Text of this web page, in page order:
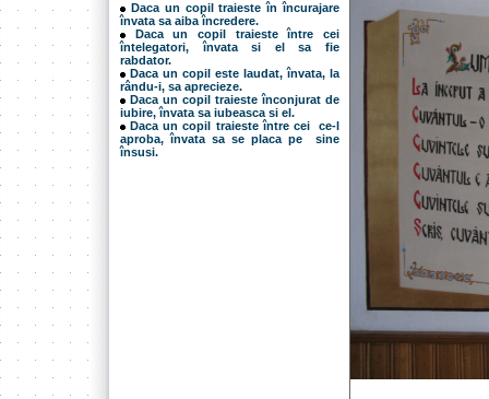
Daca un copil traieste în încurajare
învata sa aiba încredere.
Daca un copil traieste între cei
întelegatori, învata si el sa fie
rabdator.
Daca un copil este laudat, învata, la
rându-i, sa aprecieze.
Daca un copil traieste înconjurat de
iubire, învata sa iubeasca si el.
Daca un copil traieste între cei ce-l
aproba, învata sa se placa pe sine
însusi.